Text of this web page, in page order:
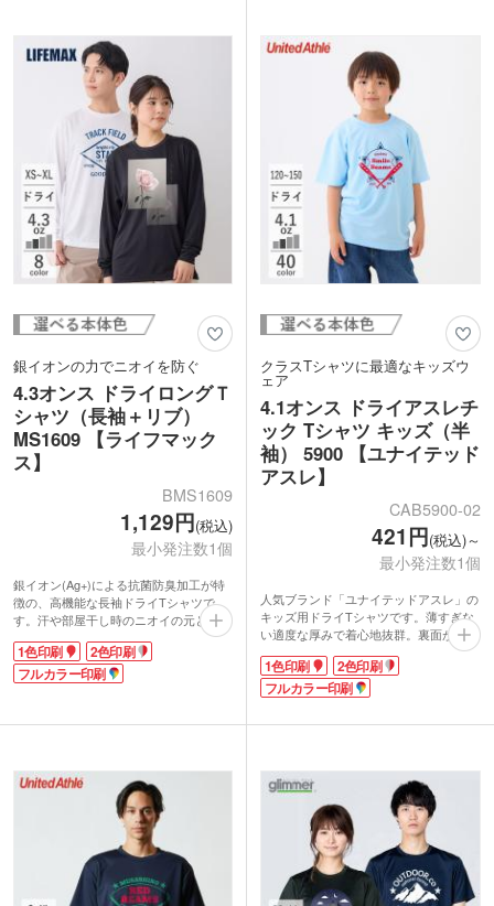
リントが可能です。ビジネスシーンにも
馴染むので、企業展示会や地域イベント
のスタッフウェアなどにいかがでしょう
ブランドロゴをプリントできます。年代
性別問わず着やすいベーシックモデルな
ので、オリジナルのスタッフウェアやチ
ームウェアなどの作成におすすめです。
銀イオンの力でニオイを防ぐ
4.3オンス ドライロングＴ
シャツ（長袖＋リブ）
MS1609 【ライフマック
ス】
BMS1609
1,129円(税込)
最小発注数1個
銀イオン(Ag+)による抗菌防臭加工が特
徴の、高機能な長袖ドライTシャツで
す。汗や部屋干し時のニオイの元となる
菌の成長を抑え、清潔感をキープしてく
れます。UVカット率95%以上で日差し
対策もバッチリ。内側は吸水速乾性に優
襟元は2cm巾のリブ仕様でスタイリッシ
ラー印刷に対応しているので、ロゴやチ
ーム名をプリントしたスタッフ用Tシャ
ツやチームユニフォームなどさまざまな
オリジナルTシャツの作成におすすめで
1色印刷
2色印刷
フルカラー印刷
クラスTシャツに最適なキッズウ
ェア
4.1オンス ドライアスレチ
ック Tシャツ キッズ（半
袖） 5900 【ユナイテッド
アスレ】
CAB5900-02
421円(税込)～
最小発注数1個
人気ブランド「ユナイテッドアスレ」の
キッズ用ドライTシャツです。薄すぎな
い適度な厚みで着心地抜群。裏面がメッ
シュ構造で通気性と吸水速乾性に優れて
いるので、元気に動き回るお子さまにも
ぴったりです。UVカット機能付きで、
1色・2色・フルカラーで学校名やチーム
などにおすすめです。豊富なカラーバリ
エーションからお好きな本体色を選べま
1色印刷
2色印刷
フルカラー印刷